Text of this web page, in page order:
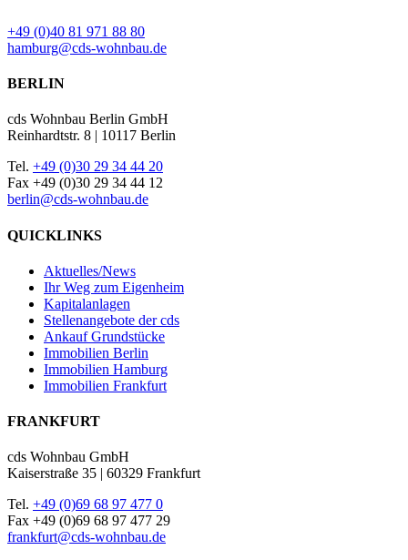
+49 (0)40 81 971 88 80
hamburg@cds-wohnbau.de
BERLIN
cds Wohnbau Berlin GmbH
Reinhardtstr. 8 | 10117 Berlin
Tel. +49 (0)30 29 34 44 20
Fax +49 (0)30 29 34 44 12
berlin@cds-wohnbau.de
QUICKLINKS
Aktuelles/News
Ihr Weg zum Eigenheim
Kapitalanlagen
Stellenangebote der cds
Ankauf Grundstücke
Immobilien Berlin
Immobilien Hamburg
Immobilien Frankfurt
FRANKFURT
cds Wohnbau GmbH
Kaiserstraße 35 | 60329 Frankfurt
Tel. +49 (0)69 68 97 477 0
Fax +49 (0)69 68 97 477 29
frankfurt@cds-wohnbau.de